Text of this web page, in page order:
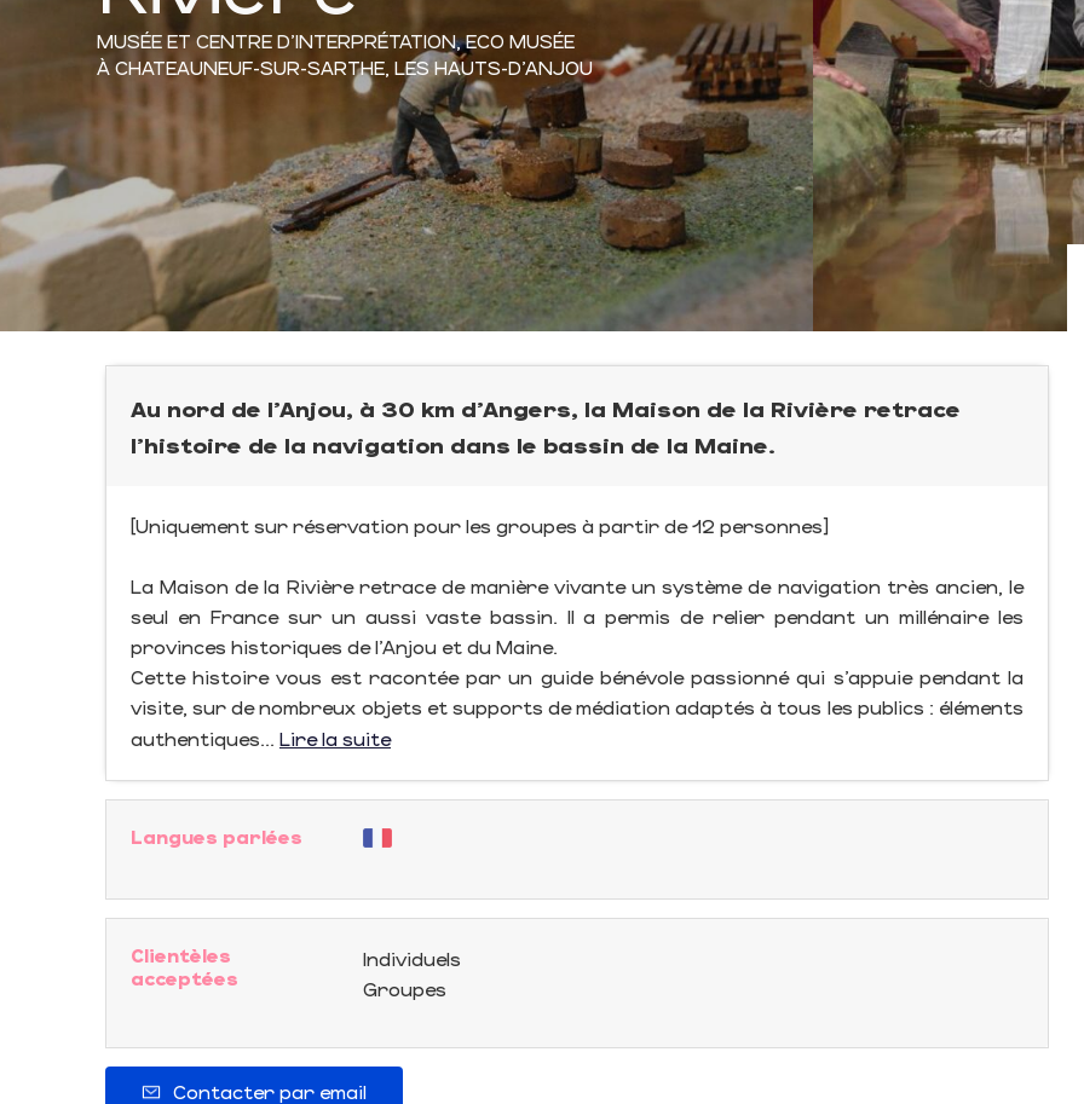
MUSÉE ET CENTRE D'INTERPRÉTATION,ECO MUSÉE
À CHATEAUNEUF-SUR-SARTHE, LES HAUTS-D'ANJOU
Au nord de l’Anjou, à 30 km d’Angers, la Maison de la Rivière retrace
l'histoire de la navigation dans le bassin de la Maine.
[Uniquement sur réservation pour les groupes à partir de 12 personnes]
La Maison de la Rivière retrace de manière vivante un système de navigation très ancien, le
seul en France sur un aussi vaste bassin. Il a permis de relier pendant un millénaire les
provinces historiques de l’Anjou et du Maine.
Cette histoire vous est racontée par un guide bénévole passionné qui s’appuie pendant la
visite, sur de nombreux objets et supports de médiation adaptés à tous les publics : éléments
authentiques... Lire la suite
Langues parlées
Clientèles
acceptées
Individuels
Groupes
Contacter par email